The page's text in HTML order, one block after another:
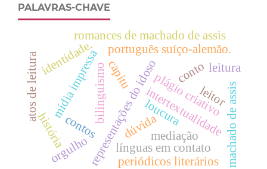
PALAVRAS-CHAVE
representações do idoso
mídia impressa
identidade.
línguas em contato
bilinguismo
português suíço-alemão.
intertextualidade
plágio criativomachado de assis
contos
periódicos literários
loucura
conto
história
capitu
dúvida
atos de leitura
romances de machado de assis
leitor
orgulho mediação
leitura